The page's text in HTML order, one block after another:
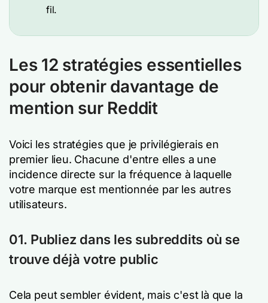
fil.
Les 12 stratégies essentielles
pour obtenir davantage de
mention sur Reddit
Voici les stratégies que je privilégierais en
premier lieu. Chacune d'entre elles a une
incidence directe sur la fréquence à laquelle
votre marque est mentionnée par les autres
utilisateurs.
01. Publiez dans les subreddits où se
trouve déjà votre public
Cela peut sembler évident, mais c'est là que la